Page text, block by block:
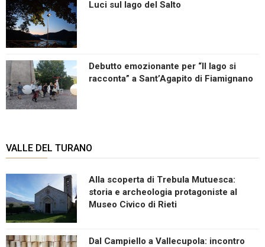
Luci sul lago del Salto
Debutto emozionante per “Il lago si
racconta” a Sant’Agapito di Fiamignano
VALLE DEL TURANO
Alla scoperta di Trebula Mutuesca:
storia e archeologia protagoniste al
Museo Civico di Rieti
Dal Campiello a Vallecupola: incontro